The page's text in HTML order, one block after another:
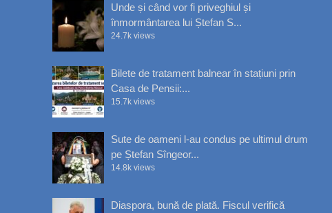
Unde și când vor fi priveghiul și
înmormântarea lui Ștefan S...
24.7k views
Bilete de tratament balnear în stațiuni prin
Casa de Pensii:...
15.7k views
Sute de oameni l-au condus pe ultimul drum
pe Ștefan Sîngeor...
14.8k views
Diaspora, bună de plată. Fiscul verifică